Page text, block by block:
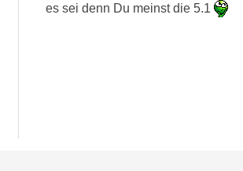
es sei denn Du meinst die 5.1